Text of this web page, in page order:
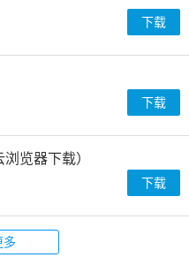
下载
下载
览器下载）
下载
多